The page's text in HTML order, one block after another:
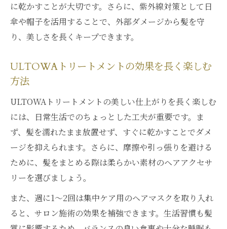
に乾かすことが大切です。さらに、紫外線対策として日
傘や帽子を活用することで、外部ダメージから髪を守
り、美しさを長くキープできます。
ULTOWAトリートメントの効果を長く楽しむ
方法
ULTOWAトリートメントの美しい仕上がりを長く楽しむ
には、日常生活でのちょっとした工夫が重要です。ま
ず、髪を濡れたまま放置せず、すぐに乾かすことでダメ
ージを抑えられます。さらに、摩擦や引っ張りを避ける
ために、髪をまとめる際は柔らかい素材のヘアアクセサ
リーを選びましょう。
また、週に1～2回は集中ケア用のヘアマスクを取り入れ
ると、サロン施術の効果を補強できます。生活習慣も髪